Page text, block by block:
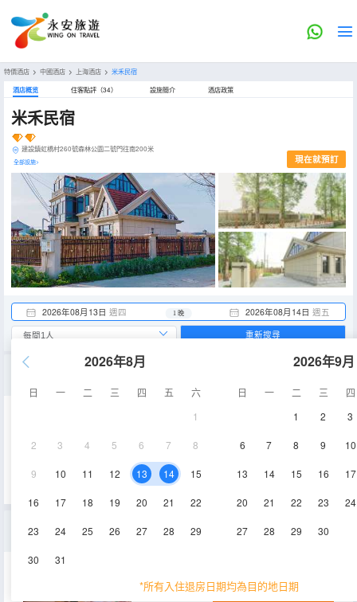
特價酒店 > 中國酒店 > 上海酒店 > 米禾民宿
酒店概览 住客點評（34） 設施簡介 酒店政策
米禾民宿
建設鎮虹橋村260號森林公園二號門往南200米
全部設施> 現在就預訂
2026年08月13日 週四 2026年08月14日 週五
1 晚
2026年8月
日 一 二 三 四 五
六
1
2 3 4 5 6 7 8
9 10 11 12 13 14 15
16 17 18 19 20 21 22
23 24 25 26 27 28 29
30 31
2026年9月
日 一 二 三
四
1
2 3
6 7 8 9 10
13 14 15 16 17
20 21 22 23 24
27 28 29 30
*所有入住退房日期均為目的地日期
重新搜尋
空調
電視機
梵淨·温馨大床房
20㎡ 3層 空調